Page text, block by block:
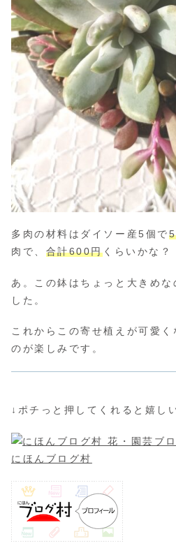
多肉の材料はダイソー産5個で
肉で、 合計600円くらいかな？
あ。この鉢はちょっと大きめ
した。
これからこの寄せ植えが可愛
のが楽しみです。
↓ポチっと押してくれると嬉し
にほんブログ村